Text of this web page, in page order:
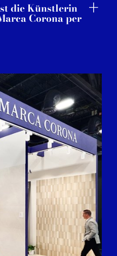
die Künstlerin
Corona per